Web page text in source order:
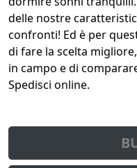
delle nostre
confronti! Ed è per
di fare la scelta
in campo e di
Spedisci online.